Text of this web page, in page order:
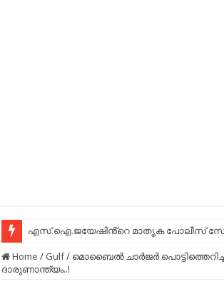
എസ്.ഐ.ജയേഷിൻ്റെ മാതൃക പോലീസ്
Home / Gulf/ മൊബൈല്‍ ചാര്‍ജര്‍
ദാരുണാന്ത്യം..!